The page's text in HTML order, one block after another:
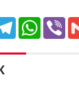
T
e
e
W
h
V